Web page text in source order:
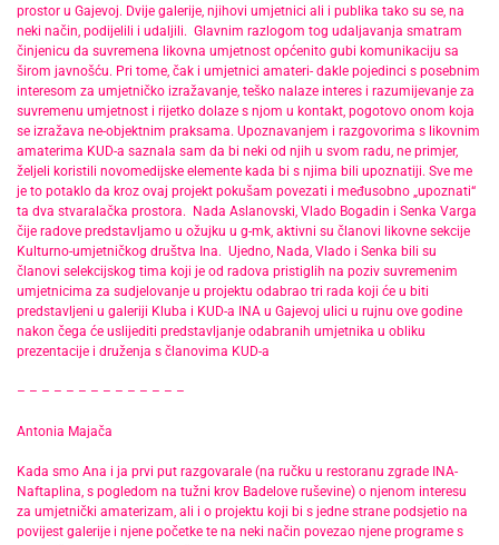
prostor u Gajevoj. Dvije galerije, njihovi umjetnici ali i publika tako su se, na
neki način, podijelili i udaljili. Glavnim razlogom tog udaljavanja smatram
činjenicu da suvremena likovna umjetnost općenito gubi komunikaciju sa
širom javnošću. Pri tome, čak i umjetnici amateri- dakle pojedinci s posebnim
interesom za umjetničko izražavanje, teško nalaze interes i razumijevanje za
suvremenu umjetnost i rijetko dolaze s njom u kontakt, pogotovo onom koja
se izražava ne-objektnim praksama. Upoznavanjem i razgovorima s likovnim
amaterima KUD-a saznala sam da bi neki od njih u svom radu, ne primjer,
željeli koristili novomedijske elemente kada bi s njima bili upoznatiji. Sve me
je to potaklo da kroz ovaj projekt pokušam povezati i međusobno „upoznati“
ta dva stvaralačka prostora. Nada Aslanovski, Vlado Bogadin i Senka Varga
čije radove predstavljamo u ožujku u g-mk, aktivni su članovi likovne sekcije
Kulturno-umjetničkog društva Ina. Ujedno, Nada, Vlado i Senka bili su
članovi selekcijskog tima koji je od radova pristiglih na poziv suvremenim
umjetnicima za sudjelovanje u projektu odabrao tri rada koji će u biti
predstavljeni u galeriji Kluba i KUD-a INA u Gajevoj ulici u rujnu ove godine
nakon čega će uslijediti predstavljanje odabranih umjetnika u obliku
prezentacije i druženja s članovima KUD-a
– – – – – – – – – – – – – –
Antonia Majača
Kada smo Ana i ja prvi put razgovarale (na ručku u restoranu zgrade INA-
Naftaplina, s pogledom na tužni krov Badelove ruševine) o njenom interesu
za umjetnički amaterizam, ali i o projektu koji bi s jedne strane podsjetio na
povijest galerije i njene početke te na neki način povezao njene programe s